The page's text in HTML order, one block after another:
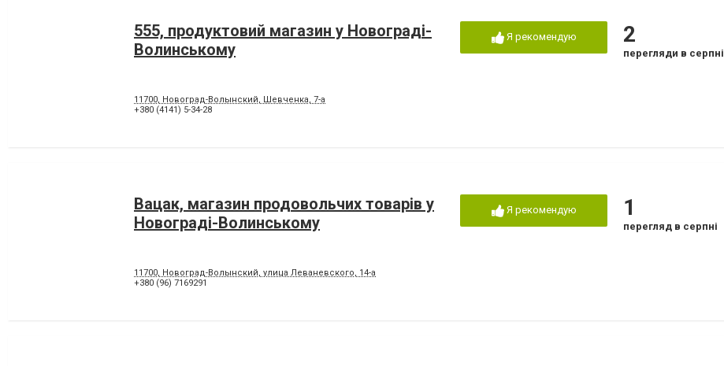
555, продуктовий магазин у Новограді-
Волинському
11700, Новоград-Волынский, Шевченка, 7-а
+380 (4141) 5-34-28
Я рекомендую 2
перегляди в серпні
Вацак, магазин продовольчих товарів у
Новограді-Волинському
11700, Новоград-Волынский, улица Леваневского, 14-а
+380 (96) 7169291
Я рекомендую 1
перегляд в серпні